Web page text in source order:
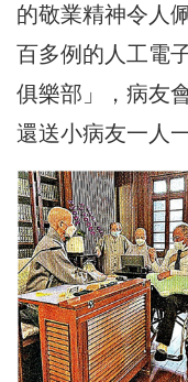
的敬業精神令人
百多例的人工電
俱樂部」，病友
還送小病友一人